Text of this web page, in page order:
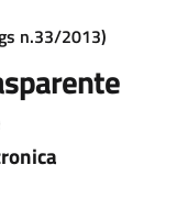
n.33/2013)